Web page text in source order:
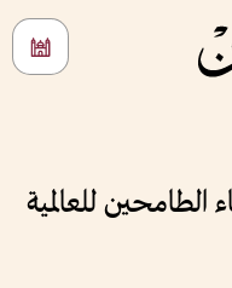
للعالمية